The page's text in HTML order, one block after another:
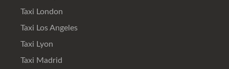
Taxi London
Taxi Los Angeles
Taxi Lyon
Taxi Madrid